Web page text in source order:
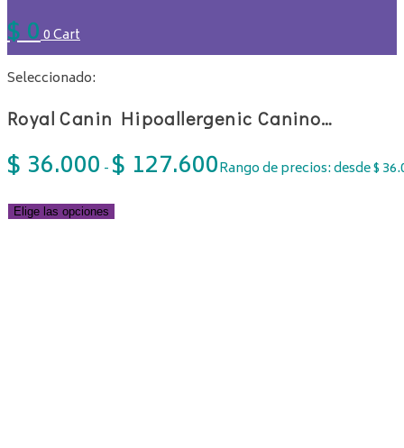
$00Cart
Seleccionado:
Royal Canin Hipoallergenic Canino…
$ 36.000 - $ 127.600Rango de precios: desde $
Elige las opciones